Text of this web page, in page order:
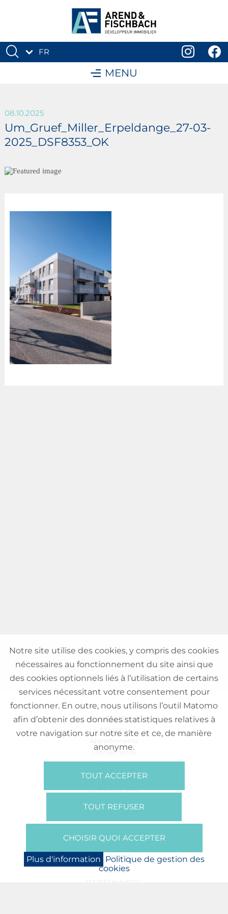
FR
MENU
08.10.2025
Um_Gruef_Miller_Erpeldange_27-03-
2025_DSF8353_OK
VENTE
Maisons
Appartements
Lotissements
Commerces
Bureaux
RÉFÉRENCES
SUR NOUS
Presse
BOOKING
NEWS
PARTENAIRES
Notre site utilise des cookies, y compris des cookies
nécessaires au fonctionnement du site ainsi que
des cookies optionnels liés à l’utilisation de certains
services nécessitant votre consentement pour
fonctionner. En outre, nous utilisons l’outil Matomo
afin d’obtenir des données statistiques relatives à
votre navigation sur notre site et ce, de manière
anonyme.
TOUT ACCEPTER
TOUT REFUSER
CHOISIR QUOI ACCEPTER
Plus d'information Politique de gestion des
cookies